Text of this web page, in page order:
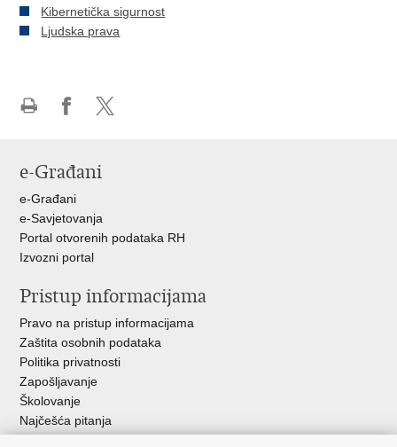
Kibernetička sigurnost
Ljudska prava
Facebooku
X-
e-Građani
e-Građani
e-Savjetovanja
Portal otvorenih podataka RH
Izvozni portal
Pristup informacijama
Pravo na pristup informacijama
Zaštita osobnih podataka
Politika privatnosti
Zapošljavanje
Školovanje
Najčešća pitanja